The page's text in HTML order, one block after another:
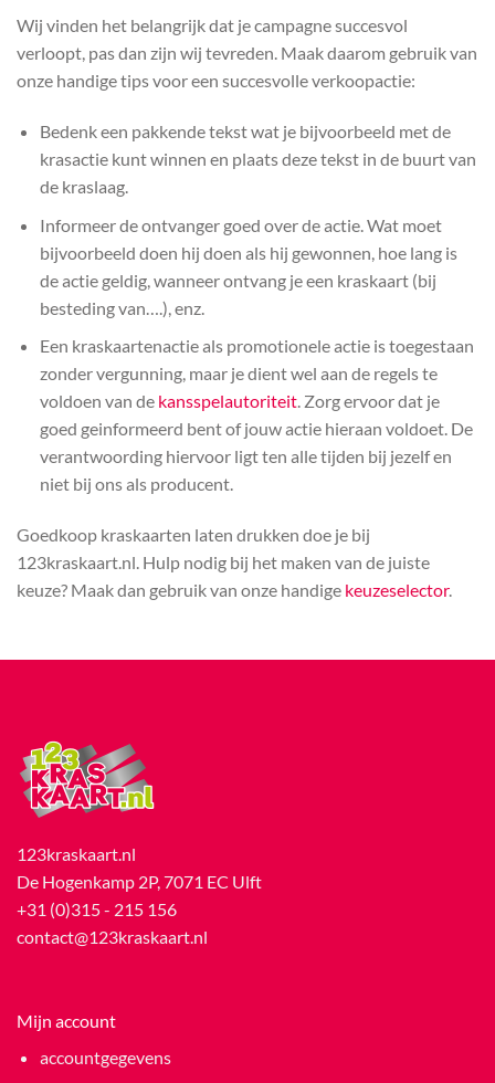
Wij vinden het belangrijk dat je campagne succesvol
verloopt, pas dan zijn wij tevreden. Maak daarom gebruik van
onze handige tips voor een succesvolle verkoopactie:
Bedenk een pakkende tekst wat je bijvoorbeeld met de
krasactie kunt winnen en plaats deze tekst in de buurt van
de kraslaag.
Informeer de ontvanger goed over de actie. Wat moet
bijvoorbeeld doen hij doen als hij gewonnen, hoe lang is
de actie geldig, wanneer ontvang je een kraskaart (bij
besteding van….), enz.
Een kraskaartenactie als promotionele actie is toegestaan
zonder vergunning, maar je dient wel aan de regels te
voldoen van de kansspelautoriteit. Zorg ervoor dat je
goed geinformeerd bent of jouw actie hieraan voldoet. De
verantwoording hiervoor ligt ten alle tijden bij jezelf en
niet bij ons als producent.
Goedkoop kraskaarten laten drukken doe je bij
123kraskaart.nl. Hulp nodig bij het maken van de juiste
keuze? Maak dan gebruik van onze handige keuzeselector.
123kraskaart.nl
De Hogenkamp 2P, 7071 EC Ulft
+31 (0)315 - 215 156
contact@123kraskaart.nl
Mijn account
accountgegevens